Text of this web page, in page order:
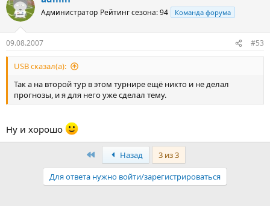
Администратор Рейтинг сезона: 94 Команда форума
09.08.2007 #53
USB сказал(а):
Так а на второй тур в этом турнире ещё никто и не делал
прогнозы, и я для него уже сделал тему.
Ну и хорошо
ПервыйНазад
3 из 3
Для ответа нужно войти/зарегистрироваться